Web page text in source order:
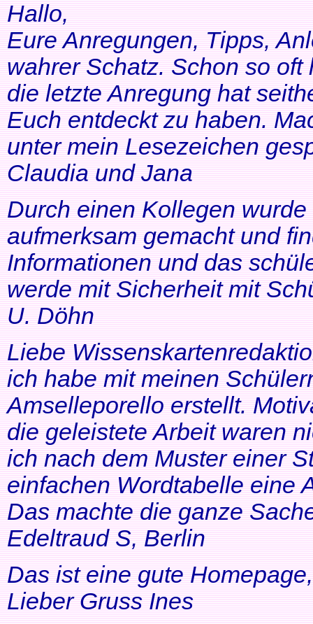
Hallo,
Eure Anregungen, Tipps,
wahrer Schatz. Schon so
die letzte Anregung hat
Euch entdeckt zu haben.
unter mein Lesezeichen
Claudia und Jana
Durch einen Kollegen
aufmerksam gemacht und
Informationen und das
werde mit Sicherheit mit
U. Döhn
Liebe
ich habe mit meinen
Amselleporello erstellt.
die geleistete Arbeit waren
ich nach dem Muster einer
einfachen Wordtabelle eine
Das machte die ganze
Edeltraud S, Berlin
Das ist eine gute
Lieber Gruss Ines